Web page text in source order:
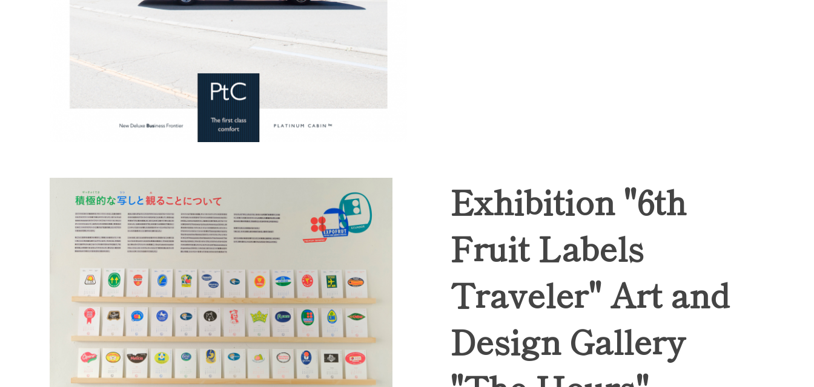
Exhibition "6th
Fruit Labels
Traveler" Art and
Design Gallery